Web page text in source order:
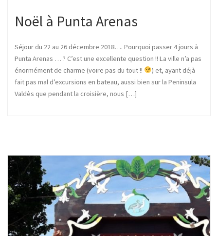
Noël à Punta Arenas
Séjour du 22 au 26 décembre 2018…. Pourquoi passer 4 jours à
Punta Arenas … ? C’est une excellente question !! La ville n’a pas
énormément de charme (voire pas du tout !!
) et, ayant déjà
fait pas mal d’excursions en bateau, aussi bien sur la Peninsula
Valdès que pendant la croisière, nous […]